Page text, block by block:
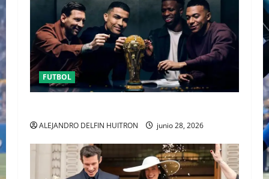
FUTBOL
ALEJANDRO DELFIN HUITRON junio 28, 2026